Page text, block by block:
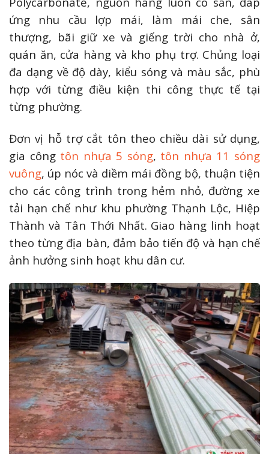
ứng nhu cầu lợp mái, làm mái che, sân
thượng, bãi giữ xe và giếng trời cho nhà ở,
quán ăn, cửa hàng và kho phụ trợ. Chủng loại
đa dạng về độ dày, kiểu sóng và màu sắc, phù
hợp với từng điều kiện thi công thực tế tại
từng phường.
Đơn vị hỗ trợ cắt tôn theo chiều dài sử dụng,
gia công tôn nhựa 5 sóng, tôn nhựa 11 sóng
vuông, úp nóc và diềm mái đồng bộ, thuận tiện
cho các công trình trong hẻm nhỏ, đường xe
tải hạn chế như khu phường Thạnh Lộc, Hiệp
Thành và Tân Thới Nhất. Giao hàng linh hoạt
theo từng địa bàn, đảm bảo tiến độ và hạn chế
ảnh hưởng sinh hoạt khu dân cư.